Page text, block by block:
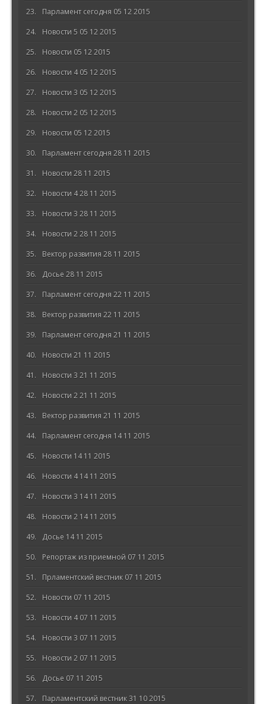
Парламент сегодня 05 12 2015
Новости 5 05 12 2015
Новости 05 12 2015
Новости 4 05 12 2015
Новости 3 05 12 2015
Новости 2 05 12 2015
Новости 05 12 2015
Парламент сегодня 28 11 2015
Новости 28 11 2015
Новости 4 28 11 2015
Новости 3 28 11 2015
Новости 2 28 11 2015
Вектор развития 28 11 2015
Досье 28 11 2015
Парламент сегодня 22 11 2015
Вектор развития 22 11 2015
Парламент сегодня 21 11 2015
Новости 21 11 2015
Новости 3 21 11 2015
Новости 2 21 11 2015
Вектор развития 21 11 2015
Парламент сегодня 14 11 2015
Новости 14 11 2015
Новости 4 14 11 2015
Новости 3 14 11 2015
Новости 2 14 11 2015
Досье 14 11 2015
Репортаж из приемной 07 11 2015
Прламентский вестник 07 11 2015
Новости 07 11 2015
Новости 4 07 11 2015
Новости 3 07 11 2015
Новости 2 07 11 2015
Досье 07 11 2015
Парламентский вестник 31 10 2015